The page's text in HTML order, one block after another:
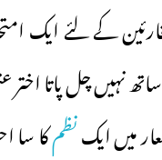
کے لئے ایک
نہیں چل پاتا اختر
میں ایکنظمکا سا